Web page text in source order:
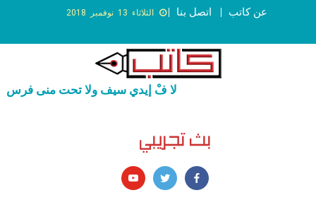
الثلاثاء 13 نوفمبر 2018 اتصل بنا عن كاتب
لا فْ إيدي سيف ولا تحت منى فرس